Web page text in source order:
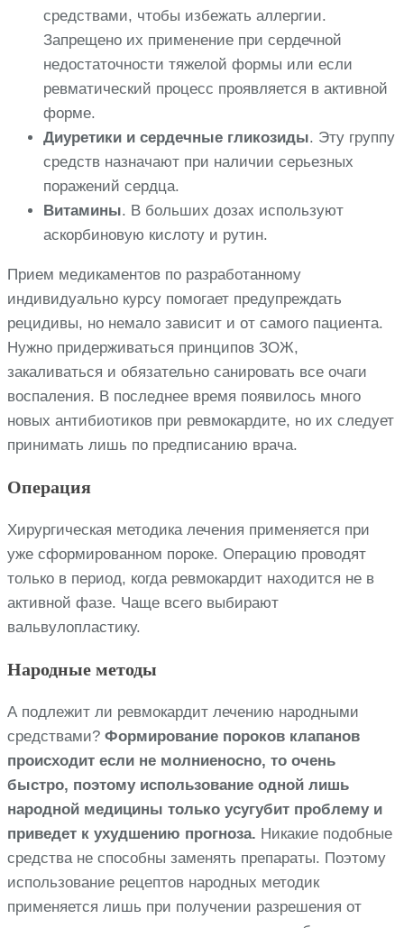
средствами, чтобы избежать аллергии.
Запрещено их применение при сердечной
недостаточности тяжелой формы или если
ревматический процесс проявляется в активной
форме.
Диуретики и сердечные гликозиды. Эту группу
средств назначают при наличии серьезных
поражений сердца.
Витамины. В больших дозах используют
аскорбиновую кислоту и рутин.
Прием медикаментов по разработанному
индивидуально курсу помогает предупреждать
рецидивы, но немало зависит и от самого пациента.
Нужно придерживаться принципов ЗОЖ,
закаливаться и обязательно санировать все очаги
воспаления. В последнее время появилось много
новых антибиотиков при ревмокардите, но их следует
принимать лишь по предписанию врача.
Операция
Хирургическая методика лечения применяется при
уже сформированном пороке. Операцию проводят
только в период, когда ревмокардит находится не в
активной фазе. Чаще всего выбирают
вальвулопластику.
Народные методы
А подлежит ли ревмокардит лечению народными
средствами? Формирование пороков клапанов
происходит если не молниеносно, то очень
быстро, поэтому использование одной лишь
народной медицины только усугубит проблему и
приведет к ухудшению прогноза. Никакие подобные
средства не способны заменять препараты. Поэтому
использование рецептов народных методик
применяется лишь при получении разрешения от